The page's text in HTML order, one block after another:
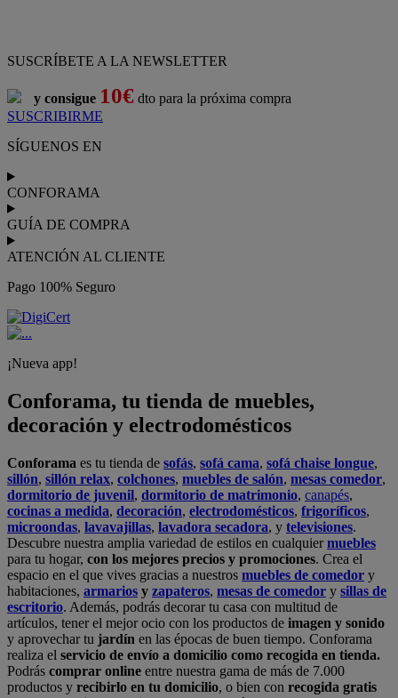
SUSCRÍBETE A LA NEWSLETTER
y consigue 10€ dto para la próxima compra
SUSCRIBIRME
SÍGUENOS EN
CONFORAMA
GUÍA DE COMPRA
ATENCIÓN AL CLIENTE
Pago 100% Seguro
¡Nueva app!
Conforama, tu tienda de muebles,
decoración y electrodomésticos
Conforama es tu tienda de sofás, sofá cama, sofá chaise longue,
sillón, sillón relax, colchones, muebles de salón, mesas comedor,
dormitorio de juvenil, dormitorio de matrimonio, canapés,
cocinas a medida, decoración, electrodomésticos, frigoríficos,
microondas, lavavajillas, lavadora secadora, y televisiones.
Descubre nuestra amplia variedad de estilos en cualquiermuebles
para tu hogar, con los mejores precios y promociones. Crea el
espacio en el que vives gracias a nuestros muebles de comedor y
habitaciones, armarios y zapateros, mesas de comedor y sillas de
escritorio. Además, podrás decorar tu casa con multitud de
artículos, tener el mejor ocio con los productos de imagen y sonido
y aprovechar tu jardín en las épocas de buen tiempo. Conforama
realiza el servicio de envío a domicilio como recogida en tienda.
Podrás comprar online entre nuestra gama de más de 7.000
productos y recibirlo en tu domicilio, o bien con recogida gratis